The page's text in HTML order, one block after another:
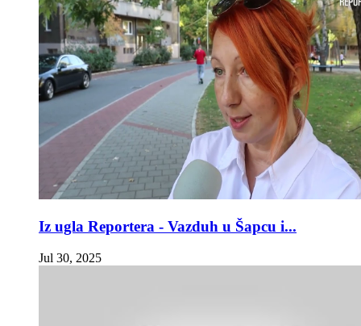
Iz ugla Reportera - Vazduh u Šapcu i...
Jul 30, 2025